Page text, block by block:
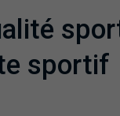
sportif